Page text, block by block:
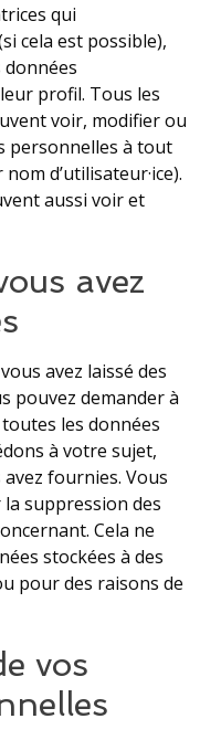
qui
cela est possible),
profil. Tous les
voir, modifier ou
personnelles à tout
d’utilisateur·ice).
aussi voir et
avez
avez laissé des
pouvez demander à
les données
à votre sujet,
fournies. Vous
suppression des
Cela ne
stockées à des
pour des raisons de
vos